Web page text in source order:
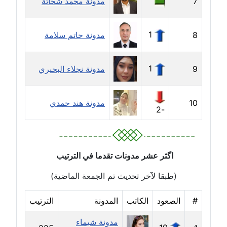
مدونة بيان هدية
عاملة
مدونة تامر زيدان
عاملة
مدونة تسنيم فضالي
عاملة
مدونة ثائر دالي
مدونة جاد كريم
مدونة جلال الخطيب
عاملة
8
1 مدونة حاتم سلامة
9
1 مدونة نجلاء البحيري
10
-2
مدونة هند حمدي
اگثر عشر مدونات تقدما في الترتيب
(طبقا لآخر تحديث تم الجمعة الماضية)
# الصعود الكاتب المدونة الترتيب
مدونة شيماء